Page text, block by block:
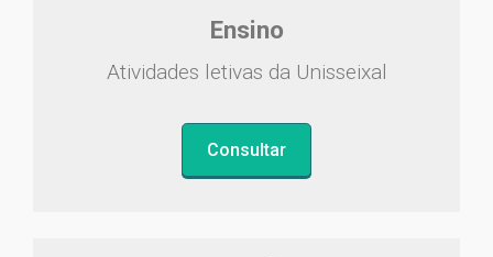
Ensino
Atividades letivas da Unisseixal
Consultar